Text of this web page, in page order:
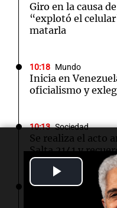
Play
Video
Giro en la causa
“explotó el
matarla
10:18 Mundo
Inicia en
oficialismo y
10:13 Sociedad
Se realiza el acto
Salta 2141 y
10:08 La Popu
El momento que